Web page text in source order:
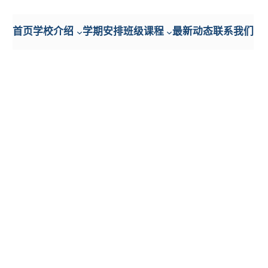
首页学校介绍 学期安排班级课程 最新动态联系我们